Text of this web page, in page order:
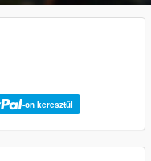
-on keresztül